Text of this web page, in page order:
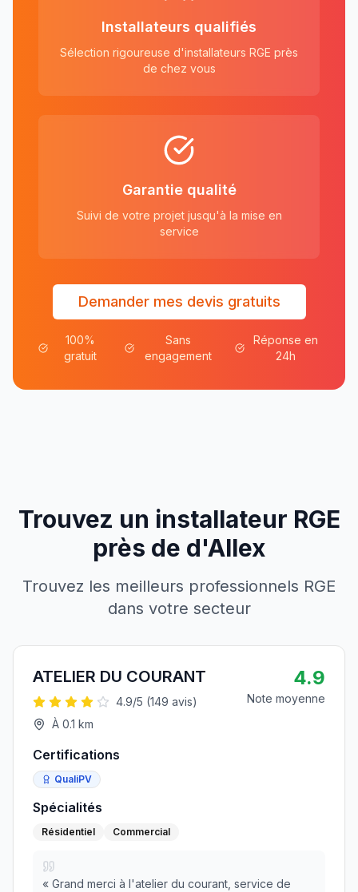
Installateurs qualifiés
Sélection rigoureuse d'installateurs RGE près
de chez vous
Garantie qualité
Suivi de votre projet jusqu'à la mise en
service
Demander mes devis gratuits
100%
gratuit
Sans
engagement
Réponse en
24h
Trouvez un installateur RGE
près de d'Allex
Trouvez les meilleurs professionnels RGE
dans votre secteur
ATELIER DU COURANT
4.9/5 (149 avis)
À 0.1 km
4.9
Note moyenne
Certifications
QualiPV
Spécialités
Résidentiel Commercial
« Grand merci à l'atelier du courant, service de